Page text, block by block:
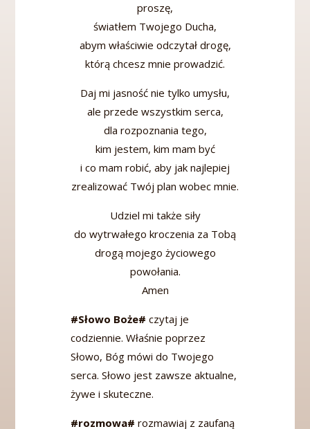
proszę,
światłem Twojego Ducha,
abym właściwie odczytał drogę,
którą chcesz mnie prowadzić.
Daj mi jasność nie tylko umysłu,
ale przede wszystkim serca,
dla rozpoznania tego,
kim jestem, kim mam być
i co mam robić, aby jak najlepiej
zrealizować Twój plan wobec mnie.
Udziel mi także siły
do wytrwałego kroczenia za Tobą
drogą mojego życiowego
powołania.
Amen
#Słowo Boże# czytaj je
codziennie. Właśnie poprzez
Słowo, Bóg mówi do Twojego
serca. Słowo jest zawsze aktualne,
żywe i skuteczne.
#rozmowa# rozmawiaj z zaufaną